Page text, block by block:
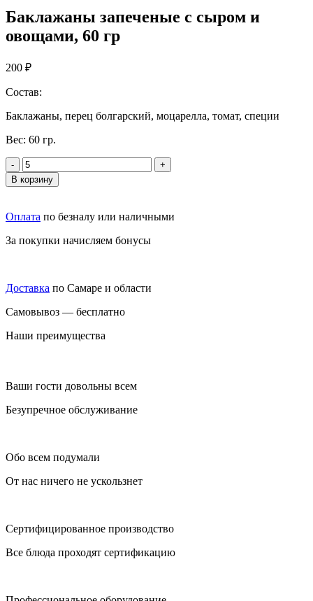
Баклажаны запеченые с сыром и
овощами, 60 гр
200 ₽
Состав:
Баклажаны, перец болгарский, моцарелла, томат, специи
Вес: 60 гр.
-
+
В корзину
Оплата по безналу или наличными
За покупки начисляем бонусы
Доставка по Самаре и области
Самовывоз — бесплатно
Наши преимущества
Ваши гости довольны всем
Безупречное обслуживание
Обо всем подумали
От нас ничего не ускользнет
Сертифицированное производство
Все блюда проходят сертификацию